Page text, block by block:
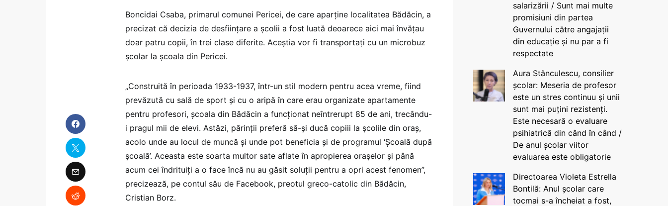
Boncidai Csaba, primarul comunei Pericei, de care aparţine localitatea Bădăcin, a
precizat că decizia de desfiinţare a şcolii a fost luată deoarece aici mai învăţau
doar patru copii, în trei clase diferite. Aceştia vor fi transportaţi cu un microbuz
şcolar la şcoala din Pericei.
„Construită în perioada 1933-1937, într-un stil modern pentru acea vreme, fiind
prevăzută cu sală de sport şi cu o aripă în care erau organizate apartamente
pentru profesori, şcoala din Bădăcin a funcţionat neîntrerupt 85 de ani, trecându-
i pragul mii de elevi. Astăzi, părinţii preferă să-şi ducă copiii la şcolile din oraş,
acolo unde au locul de muncă şi unde pot beneficia şi de programul ‘Şcoală după
şcoală’. Aceasta este soarta multor sate aflate în apropierea oraşelor şi până
acum cei îndrituiţi a o face încă nu au găsit soluţii pentru a opri acest fenomen”,
precizează, pe contul său de Facebook, preotul greco-catolic din Bădăcin,
Cristian Borz.
salarizării / Sunt mai multe
promisiuni din partea
Guvernului către angajații
din educație și nu par a fi
respectate
Aura Stănculescu, consilier
școlar: Meseria de profesor
este un stres continuu și unii
sunt mai puțini rezistenți.
Este necesară o evaluare
psihiatrică din când în când /
De anul școlar viitor
evaluarea este obligatorie
Directoarea Violeta Estrella
Bontilă: Anul școlar care
tocmai s-a încheiat a fost,